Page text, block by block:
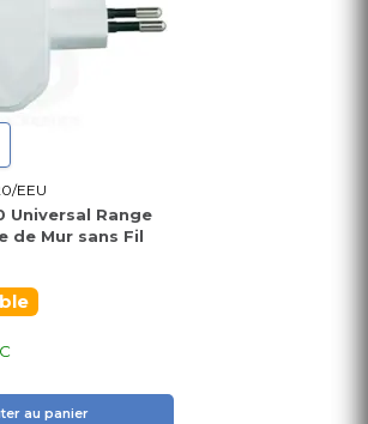
EEU
Universal Range
de Mur sans Fil
au panier